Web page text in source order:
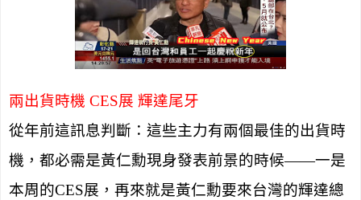
兩出貨時機 CES展 輝達尾牙
從年前這訊息判斷：這些主力有兩個最佳的出貨時
機，都必需是黃仁勳現身發表前景的時候——一是
本周的CES展，再來就是黃仁勳要來台灣的輝達總